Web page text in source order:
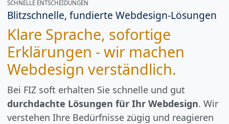
SCHNELLE ENTSCHEIDUNGEN
Blitzschnelle, fundierte Webdesign-Lösungen
Klare Sprache, sofortige
Erklärungen - wir machen
Webdesign verständlich.
Bei FIZ soft erhalten Sie schnelle und gut
durchdachte Lösungen für Ihr Webdesign. Wir
verstehen Ihre Bedürfnisse zügig und reagieren